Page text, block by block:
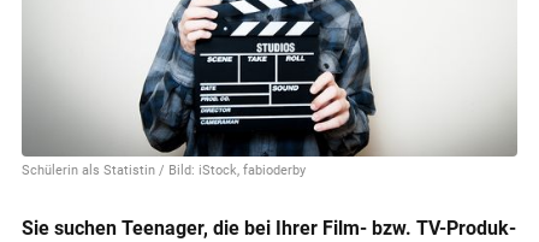
Schülerin als Statistin / Bild: iStock, fabioderby
Sie suchen Teenager, die bei Ihrer Film- bzw. TV-Produk­